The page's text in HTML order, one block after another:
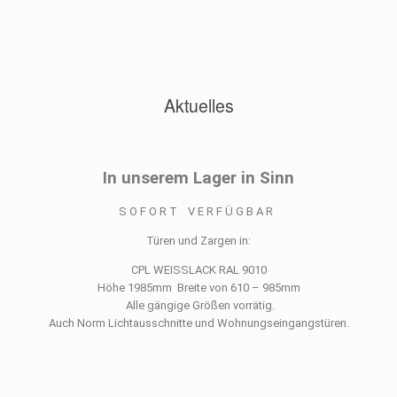
Aktuelles
In unserem Lager in Sinn
S O F O R T V E R F Ü G B A R
Türen und Zargen in:
CPL WEISSLACK RAL 9010
Höhe 1985mm Breite von 610 – 985mm
Alle gängige Größen vorrätig.
Auch Norm Lichtausschnitte und Wohnungseingangstüren.